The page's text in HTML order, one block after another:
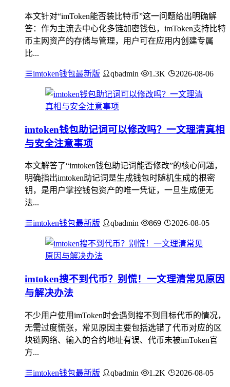
本文针对“imToken能否装比特币”这一问题给出明确解
答：作为主流去中心化多链加密钱包，imToken支持比特
币主网资产的存储与管理，用户可在应用内创建专属
比...
imtoken钱包最新版 qbadmin 1.3K 2026-08-06
imtoken钱包助记词可以修改吗？一文理清真相
与安全注意事项
本文解答了“imtoken钱包助记词能否修改”的核心问题，
明确指出imtoken助记词是生成钱包时随机生成的根密
钥，是用户掌控钱包资产的唯一凭证，一旦生成便无
法...
imtoken钱包最新版 qbadmin 869 2026-08-05
imtoken搜不到代币？别慌！一文理清常见原因
与解决办法
不少用户使用imToken时会遇到搜不到目标代币的情况，
无需过度慌张，常见原因主要包括选错了代币对应的区
块链网络、输入的合约地址有误、代币未被imToken官
方...
imtoken钱包最新版 qbadmin 1.2K 2026-08-05